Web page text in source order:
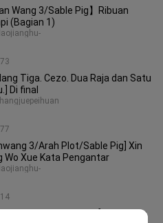
Wang 3/Sable Pig】Ribuan
(Bagian 1)
Tiga. Cezo. Dua Raja dan Satu
Di final
3/Arah Plot/Sable Pig] Xin
Wo Xue Kata Pengantar
III/Yanghua Plot] Satu Juta